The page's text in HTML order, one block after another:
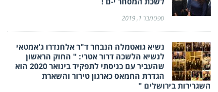
ספטמבר 1, 2019
נשיא גואטמלה הנבחר ד"ר אלחנדרו ג'אמטאי
לנשיא הלשכה דרור אטרי: " החוק הראשון
שהעביר עם כניסתי לתפקיד בינואר 2020 הוא
הגדרת החמאס כארגון טירור והשארת
השגרירות בירושלים "